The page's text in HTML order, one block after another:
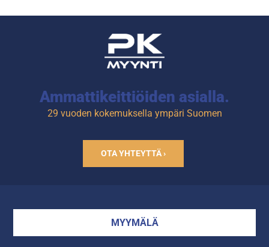
Ammattikeittiöiden asialla.
29 vuoden kokemuksella ympäri Suomen
OTA YHTEYTTÄ ›
MYYMÄLÄ